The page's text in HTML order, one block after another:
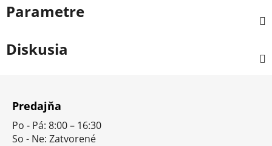
Parametre
Diskusia
Predajňa
Po - Pá: 8:00 – 16:30
So - Ne: Zatvorené